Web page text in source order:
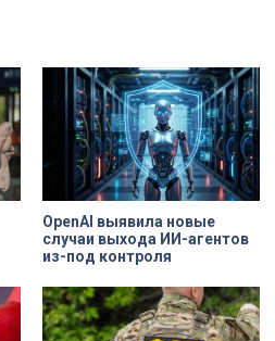
О
OpenAI выявила новые
случаи выхода ИИ-агентов
из-под контроля